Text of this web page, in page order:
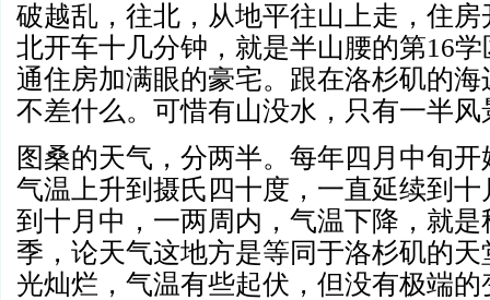
破越乱，往北，从地平往山上走，住
北开车十几分钟，就是半山腰的第16
通住房加满眼的豪宅。跟在洛杉矶的
不差什么。可惜有山没水，只有一半风
图桑的天气，分两半。每年四月中旬
气温上升到摄氏四十度，一直延续到
到十月中，一两周内，气温下降，就
季，论天气这地方是等同于洛杉矶的
光灿烂，气温有些起伏，但没有极端